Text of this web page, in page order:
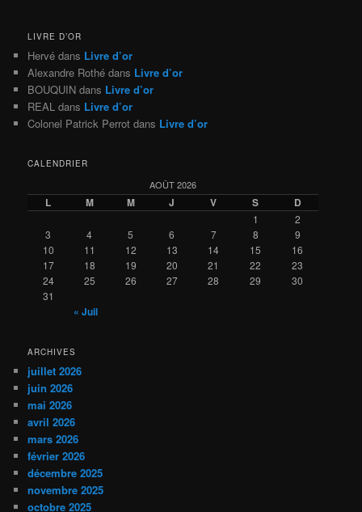
LIVRE D’OR
Hervé dans Livre d’or
Alexandre Rothé dans Livre d’or
BOUQUIN dans Livre d’or
REAL dans Livre d’or
Colonel Patrick Perrot dans Livre d’or
CALENDRIER
AOÛT 2026
L M M J V S D
1
2
3
4 5 6 7 8
9
10
11 12 13 14 15
16
17
18 19 20 21 22
23
24
25 26 27 28 29
30
31
« Juil
ARCHIVES
juillet 2026
juin 2026
mai 2026
avril 2026
mars 2026
février 2026
décembre 2025
novembre 2025
octobre 2025